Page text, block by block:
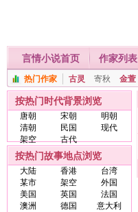
言情小说首页 作家列表
热门作家 古灵 寄秋 金萱
按热门时代背景浏览
唐朝 宋朝
明朝
清朝
民国
现代
架空
古代
按热门故事地点浏览
大陆 香港
台湾
某市
架空
外国
美国
英国
法国
澳洲
德国
意大利